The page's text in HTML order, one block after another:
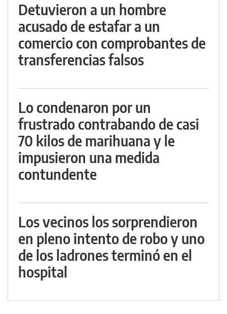
Detuvieron a un hombre
acusado de estafar a un
comercio con comprobantes de
transferencias falsos
Lo condenaron por un
frustrado contrabando de casi
70 kilos de marihuana y le
impusieron una medida
contundente
Los vecinos los sorprendieron
en pleno intento de robo y uno
de los ladrones terminó en el
hospital